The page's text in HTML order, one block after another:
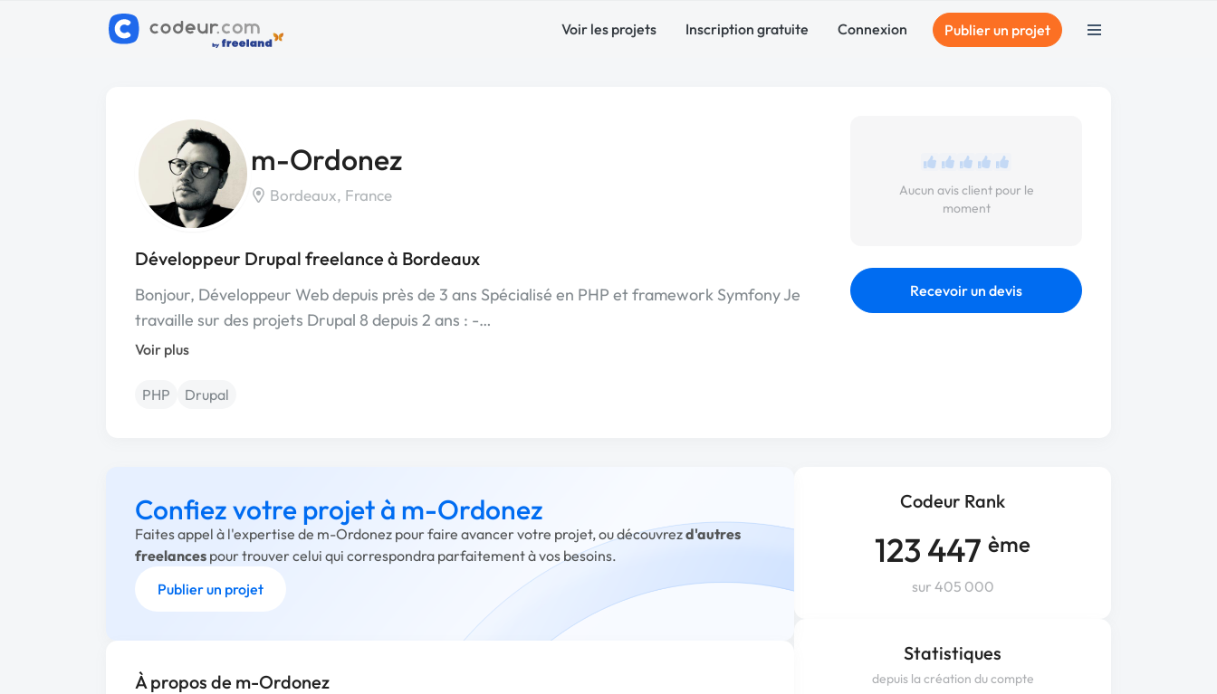
Voir les projets Inscription gratuite Connexion Publier un projet
m-Ordonez
Bordeaux, France
Développeur Drupal freelance à Bordeaux
Bonjour, Développeur Web depuis près de 3 ans Spécialisé en PHP et framework Symfony Je
travaille sur des projets Drupal 8 depuis 2 ans : -…
Voir plus
PHP Drupal
Aucun avis client pour le
moment
Recevoir un devis
Codeur Rank
123 447 ème
sur 405 000
Statistiques
depuis la création du compte
Confiez votre projet à m-Ordonez
Faites appel à l'expertise de m-Ordonez pour faire avancer votre projet, ou découvrezd'autres
freelances pour trouver celui qui correspondra parfaitement à vos besoins.
Publier un projet
À propos de m-Ordonez